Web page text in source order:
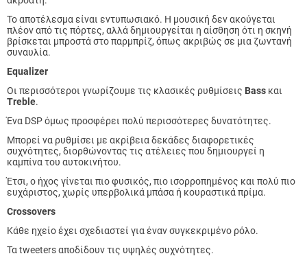
Το αποτέλεσμα είναι εντυπωσιακό. Η μουσική δεν ακούγεται
πλέον από τις πόρτες, αλλά δημιουργείται η αίσθηση ότι η σκηνή
βρίσκεται μπροστά στο παρμπρίζ, όπως ακριβώς σε μια ζωντανή
συναυλία.
Equalizer
Οι περισσότεροι γνωρίζουμε τις κλασικές ρυθμίσεις Bass και
Treble.
Ένα DSP όμως προσφέρει πολύ περισσότερες δυνατότητες.
Μπορεί να ρυθμίσει με ακρίβεια δεκάδες διαφορετικές
συχνότητες, διορθώνοντας τις ατέλειες που δημιουργεί η
καμπίνα του αυτοκινήτου.
Έτσι, ο ήχος γίνεται πιο φυσικός, πιο ισορροπημένος και πολύ πιο
ευχάριστος, χωρίς υπερβολικά μπάσα ή κουραστικά πρίμα.
Crossovers
Κάθε ηχείο έχει σχεδιαστεί για έναν συγκεκριμένο ρόλο.
Τα tweeters αποδίδουν τις υψηλές συχνότητες.